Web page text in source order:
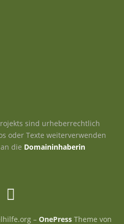
sind urheberrechtlich
oder Texte weiterverwenden
die Domaininhaberin
– OnePress Theme von